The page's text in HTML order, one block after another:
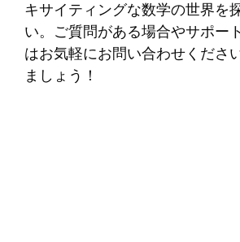
キサイティングな数学の世界を
い。ご質問がある場合やサポー
はお気軽にお問い合わせくださ
ましょう！